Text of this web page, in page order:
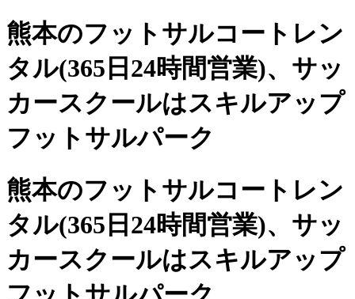
熊本のフットサルコートレン
タル(365日24時間営業)、 サッ
カースクールはスキルアップ
フットサルパーク
熊本のフットサルコートレン
タル(365日24時間営業)、サッ
カースクールはスキルアップ